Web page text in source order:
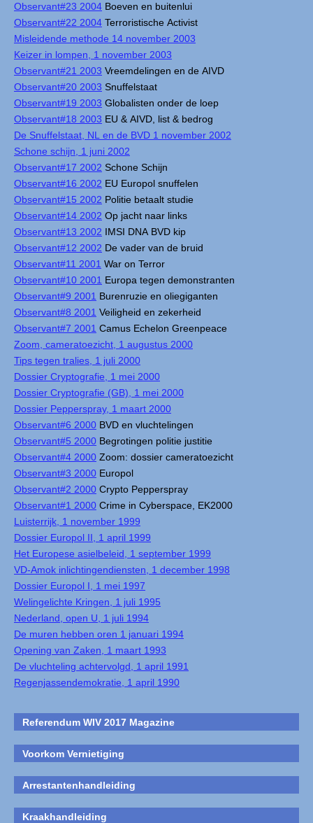
Observant#23 2004 Boeven en buitenlui
Observant#22 2004 Terroristische Activist
Misleidende methode 14 november 2003
Keizer in lompen, 1 november 2003
Observant#21 2003 Vreemdelingen en de AIVD
Observant#20 2003 Snuffelstaat
Observant#19 2003 Globalisten onder de loep
Observant#18 2003 EU & AIVD, list & bedrog
De Snuffelstaat, NL en de BVD 1 november 2002
Schone schijn, 1 juni 2002
Observant#17 2002 Schone Schijn
Observant#16 2002 EU Europol snuffelen
Observant#15 2002 Politie betaalt studie
Observant#14 2002 Op jacht naar links
Observant#13 2002 IMSI DNA BVD kip
Observant#12 2002 De vader van de bruid
Observant#11 2001 War on Terror
Observant#10 2001 Europa tegen demonstranten
Observant#9 2001 Burenruzie en oliegiganten
Observant#8 2001 Veiligheid en zekerheid
Observant#7 2001 Camus Echelon Greenpeace
Zoom, cameratoezicht, 1 augustus 2000
Tips tegen tralies, 1 juli 2000
Dossier Cryptografie, 1 mei 2000
Dossier Cryptografie (GB), 1 mei 2000
Dossier Pepperspray, 1 maart 2000
Observant#6 2000 BVD en vluchtelingen
Observant#5 2000 Begrotingen politie justitie
Observant#4 2000 Zoom: dossier cameratoezicht
Observant#3 2000 Europol
Observant#2 2000 Crypto Pepperspray
Observant#1 2000 Crime in Cyberspace, EK2000
Luisterrijk, 1 november 1999
Dossier Europol II, 1 april 1999
Het Europese asielbeleid, 1 september 1999
VD-Amok inlichtingendiensten, 1 december 1998
Dossier Europol I, 1 mei 1997
Welingelichte Kringen, 1 juli 1995
Nederland, open U, 1 juli 1994
De muren hebben oren 1 januari 1994
Opening van Zaken, 1 maart 1993
De vluchteling achtervolgd, 1 april 1991
Regenjassendemokratie, 1 april 1990
Referendum WIV 2017 Magazine
Voorkom Vernietiging
Arrestantenhandleiding
Kraakhandleiding